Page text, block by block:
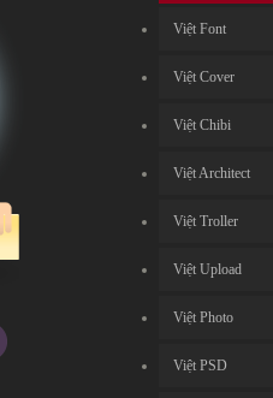
Việt Font
Việt Cover
Việt Chibi
Việt Architect
Việt Troller
Việt Upload
Việt Photo
Việt PSD